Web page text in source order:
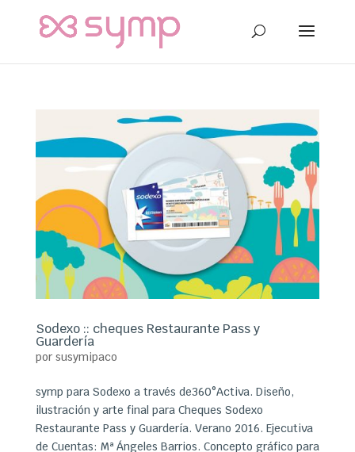
Sodexo :: cheques Restaurante Pass y
Guardería
por susymipaco
symp para Sodexo a través de360°Activa. Diseño,
ilustración y arte final para Cheques Sodexo
Restaurante Pass y Guardería. Verano 2016. Ejecutiva
de Cuentas: Mª Ángeles Barrios. Concepto gráfico para